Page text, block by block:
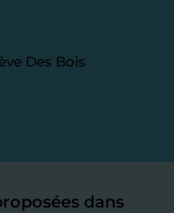
Des Bois
dans